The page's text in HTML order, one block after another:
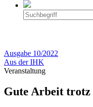
Ausgabe 10/2022
Aus der IHK
Veranstaltung
Gute Arbeit trotz